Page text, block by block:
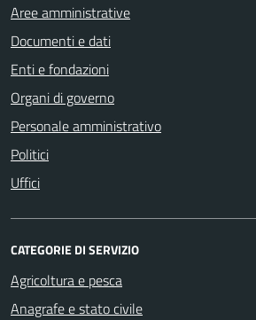
Aree amministrative
Documenti e dati
Enti e fondazioni
Organi di governo
Personale amministrativo
Politici
Uffici
CATEGORIE DI SERVIZIO
Agricoltura e pesca
Anagrafe e stato civile